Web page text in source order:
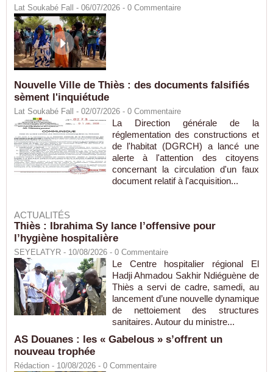
Lat Soukabé Fall - 06/07/2026 - 0 Commentaire
Nouvelle Ville de Thiès : des documents falsifiés
sèment l'inquiétude
Lat Soukabé Fall - 02/07/2026 - 0 Commentaire
La Direction générale de la
réglementation des constructions et
de l'habitat (DGRCH) a lancé une
alerte à l'attention des citoyens
concernant la circulation d'un faux
document relatif à l'acquisition...
ACTUALITÉS
Thiès : Ibrahima Sy lance l’offensive pour
l’hygiène hospitalière
SEYELATYR - 10/08/2026 - 0 Commentaire
Le Centre hospitalier régional El
Hadji Ahmadou Sakhir Ndiéguène de
Thiès a servi de cadre, samedi, au
lancement d’une nouvelle dynamique
de nettoiement des structures
sanitaires. Autour du ministre...
AS Douanes : les « Gabelous » s’offrent un
nouveau trophée
Rédaction - 10/08/2026 - 0 Commentaire